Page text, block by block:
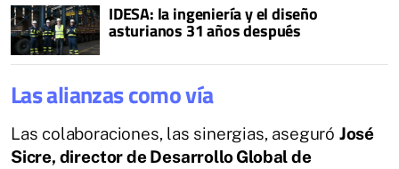
IDESA: la ingeniería y el diseño
asturianos 31 años después
Las alianzas como vía
Las colaboraciones, las sinergias, aseguró José
Sicre, director de Desarrollo Global de